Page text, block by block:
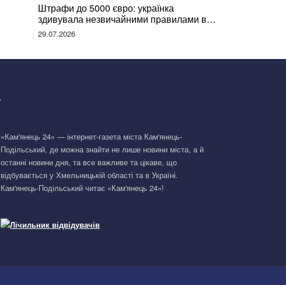
Штрафи до 5000 євро: українка
здивувала незвичайними правилами в
Німеччині та поділилася правдою
29.07.2026
«Кам'янець 24» — інтернет-газета міста Кам'янець-
Подільський, де можна знайти не лише новини міста, а й
останні новини дня, та все важливе та цікаве, що
відбувається у Хмельницькій області та в Україні.
Кам'янець-Подільський читає «Кам'янець 24»!